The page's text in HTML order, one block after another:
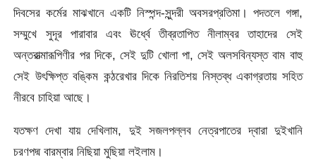
দিবসের কর্মের মাঝখানে একটি নিস্পন্দ-সুন্দরী অবসরপ্রতিমা। পদতলে গঙ্গা,
সম্মুখে সুদূর পারাবার এবং ঊর্ধ্বে তীব্রতাপিত নীলাম্বর তাহাদের সেই
অন্তরাত্মারূপিণীর পর দিকে, সেই দুটি খােলা পা, সেই অলসবিন্যস্ত বাম বাহু
সেই উৎক্ষিপ্ত বঙ্কিম কন্ঠরেখার দিকে নিরতিশয় নিস্তব্ধ একাগ্রতায় সহিত
নীরবে চাহিয়া আছে।
যতক্ষণ দেখা যায় দেখিলাম, দুই সজলপল্লব নেত্রপাতের দ্বারা দুইখানি
চরণপদ্ম বারম্বার নিছিয়া মুছিয়া লইলাম।